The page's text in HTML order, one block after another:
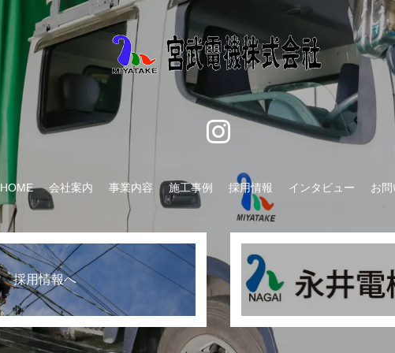
HOME 会社案内 事業内容 施工事例 採用情報 インタビュー お
採用情報へ